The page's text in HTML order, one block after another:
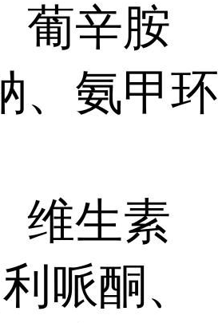
葡辛胺
、氨甲环
维生素
哌酮、